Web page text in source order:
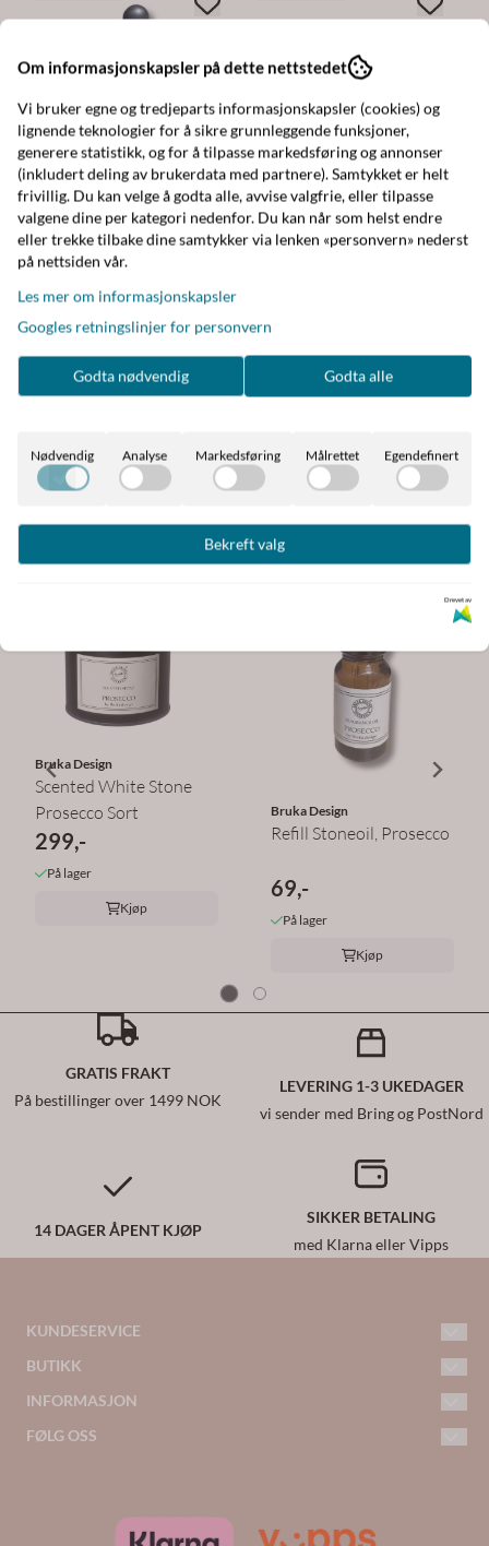
Bruka Design
Refill Stoneoil, Prosecco
69,-
På lager
Kjøp
Bruka Design
299,-
På lager
Kjøp
Bruka Design
Scented White Stone
Prosecco Sort
299,-
På lager
Kjøp
Bestselger
Bruka Design
Refill Stoneoil, Prosecco
69,-
På lager
Kjøp
GRATIS FRAKT
På bestillinger over 1499 NOK
LEVERING 1-3 UKEDAGER
vi sender med Bring og PostNord
14 DAGER ÅPENT KJØP
SIKKER BETALING
med Klarna eller Vipps
KUNDESERVICE
kundeservice@woiwoi.no
Telefon: 413 46 395
Adresse:
BUTIKK
Kontakt oss
INFORMASJON
Frakt og retur
FØLG OSS
Om informasjonskapsler på dette nettstedet
Vi bruker egne og tredjeparts informasjonskapsler (cookies) og
lignende teknologier for å sikre grunnleggende funksjoner,
generere statistikk, og for å tilpasse markedsføring og annonser
(inkludert deling av brukerdata med partnere). Samtykket er helt
frivillig. Du kan velge å godta alle, avvise valgfrie, eller tilpasse
valgene dine per kategori nedenfor. Du kan når som helst endre
eller trekke tilbake dine samtykker via lenken «personvern» nederst
på nettsiden vår.
Les mer om informasjonskapsler
Googles retningslinjer for personvern
Godta nødvendig Godta alle
Nødvendig Analyse Markedsføring Målrettet Egendefinert
Bekreft valg
Drevet av